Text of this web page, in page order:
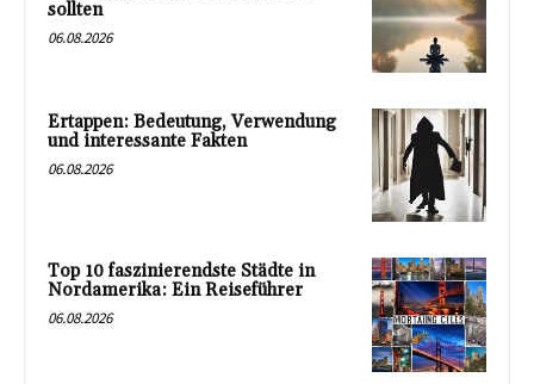
sollten
06.08.2026
Ertappen: Bedeutung, Verwendung
und interessante Fakten
06.08.2026
Top 10 faszinierendste Städte in
Nordamerika: Ein Reiseführer
06.08.2026